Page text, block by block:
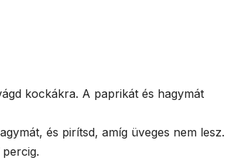
kockákra. A paprikát és hagymát
és pirítsd, amíg üveges nem lesz.